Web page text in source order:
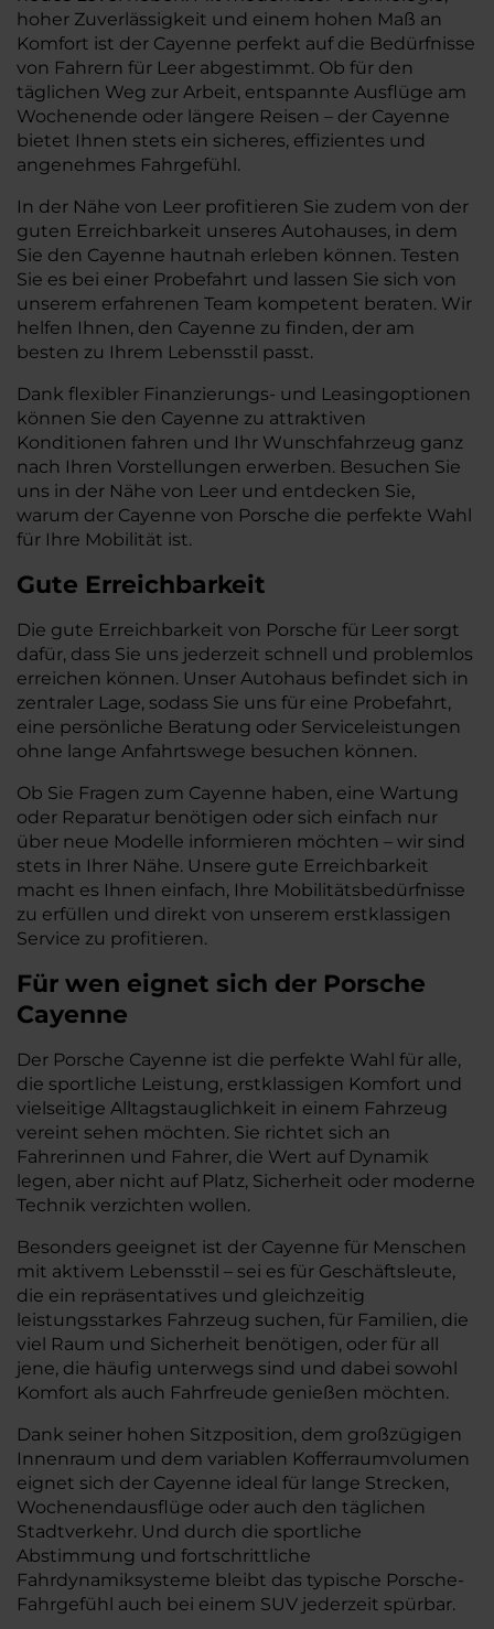
hoher Zuverlässigkeit und einem hohen Maß an
Komfort ist der Cayenne perfekt auf die Bedürfnisse
von Fahrern für Leer abgestimmt. Ob für den
täglichen Weg zur Arbeit, entspannte Ausflüge am
Wochenende oder längere Reisen – der Cayenne
bietet Ihnen stets ein sicheres, effizientes und
angenehmes Fahrgefühl.
In der Nähe von Leer profitieren Sie zudem von der
guten Erreichbarkeit unseres Autohauses, in dem
Sie den Cayenne hautnah erleben können. Testen
Sie es bei einer Probefahrt und lassen Sie sich von
unserem erfahrenen Team kompetent beraten. Wir
helfen Ihnen, den Cayenne zu finden, der am
besten zu Ihrem Lebensstil passt.
Dank flexibler Finanzierungs- und Leasingoptionen
können Sie den Cayenne zu attraktiven
Konditionen fahren und Ihr Wunschfahrzeug ganz
nach Ihren Vorstellungen erwerben. Besuchen Sie
uns in der Nähe von Leer und entdecken Sie,
warum der Cayenne von Porsche die perfekte Wahl
für Ihre Mobilität ist.
Gute Erreichbarkeit
Die gute Erreichbarkeit von Porsche für Leer sorgt
dafür, dass Sie uns jederzeit schnell und problemlos
erreichen können. Unser Autohaus befindet sich in
zentraler Lage, sodass Sie uns für eine Probefahrt,
eine persönliche Beratung oder Serviceleistungen
ohne lange Anfahrtswege besuchen können.
Ob Sie Fragen zum Cayenne haben, eine Wartung
oder Reparatur benötigen oder sich einfach nur
über neue Modelle informieren möchten – wir sind
stets in Ihrer Nähe. Unsere gute Erreichbarkeit
macht es Ihnen einfach, Ihre Mobilitätsbedürfnisse
zu erfüllen und direkt von unserem erstklassigen
Service zu profitieren.
Für wen eignet sich der Porsche
Cayenne
Der Porsche Cayenne ist die perfekte Wahl für alle,
die sportliche Leistung, erstklassigen Komfort und
vielseitige Alltagstauglichkeit in einem Fahrzeug
vereint sehen möchten. Sie richtet sich an
Fahrerinnen und Fahrer, die Wert auf Dynamik
legen, aber nicht auf Platz, Sicherheit oder moderne
Technik verzichten wollen.
Besonders geeignet ist der Cayenne für Menschen
mit aktivem Lebensstil – sei es für Geschäftsleute,
die ein repräsentatives und gleichzeitig
leistungsstarkes Fahrzeug suchen, für Familien, die
viel Raum und Sicherheit benötigen, oder für all
jene, die häufig unterwegs sind und dabei sowohl
Komfort als auch Fahrfreude genießen möchten.
Dank seiner hohen Sitzposition, dem großzügigen
Innenraum und dem variablen Kofferraumvolumen
eignet sich der Cayenne ideal für lange Strecken,
Wochenendausflüge oder auch den täglichen
Stadtverkehr. Und durch die sportliche
Abstimmung und fortschrittliche
Fahrdynamiksysteme bleibt das typische Porsche-
Fahrgefühl auch bei einem SUV jederzeit spürbar.